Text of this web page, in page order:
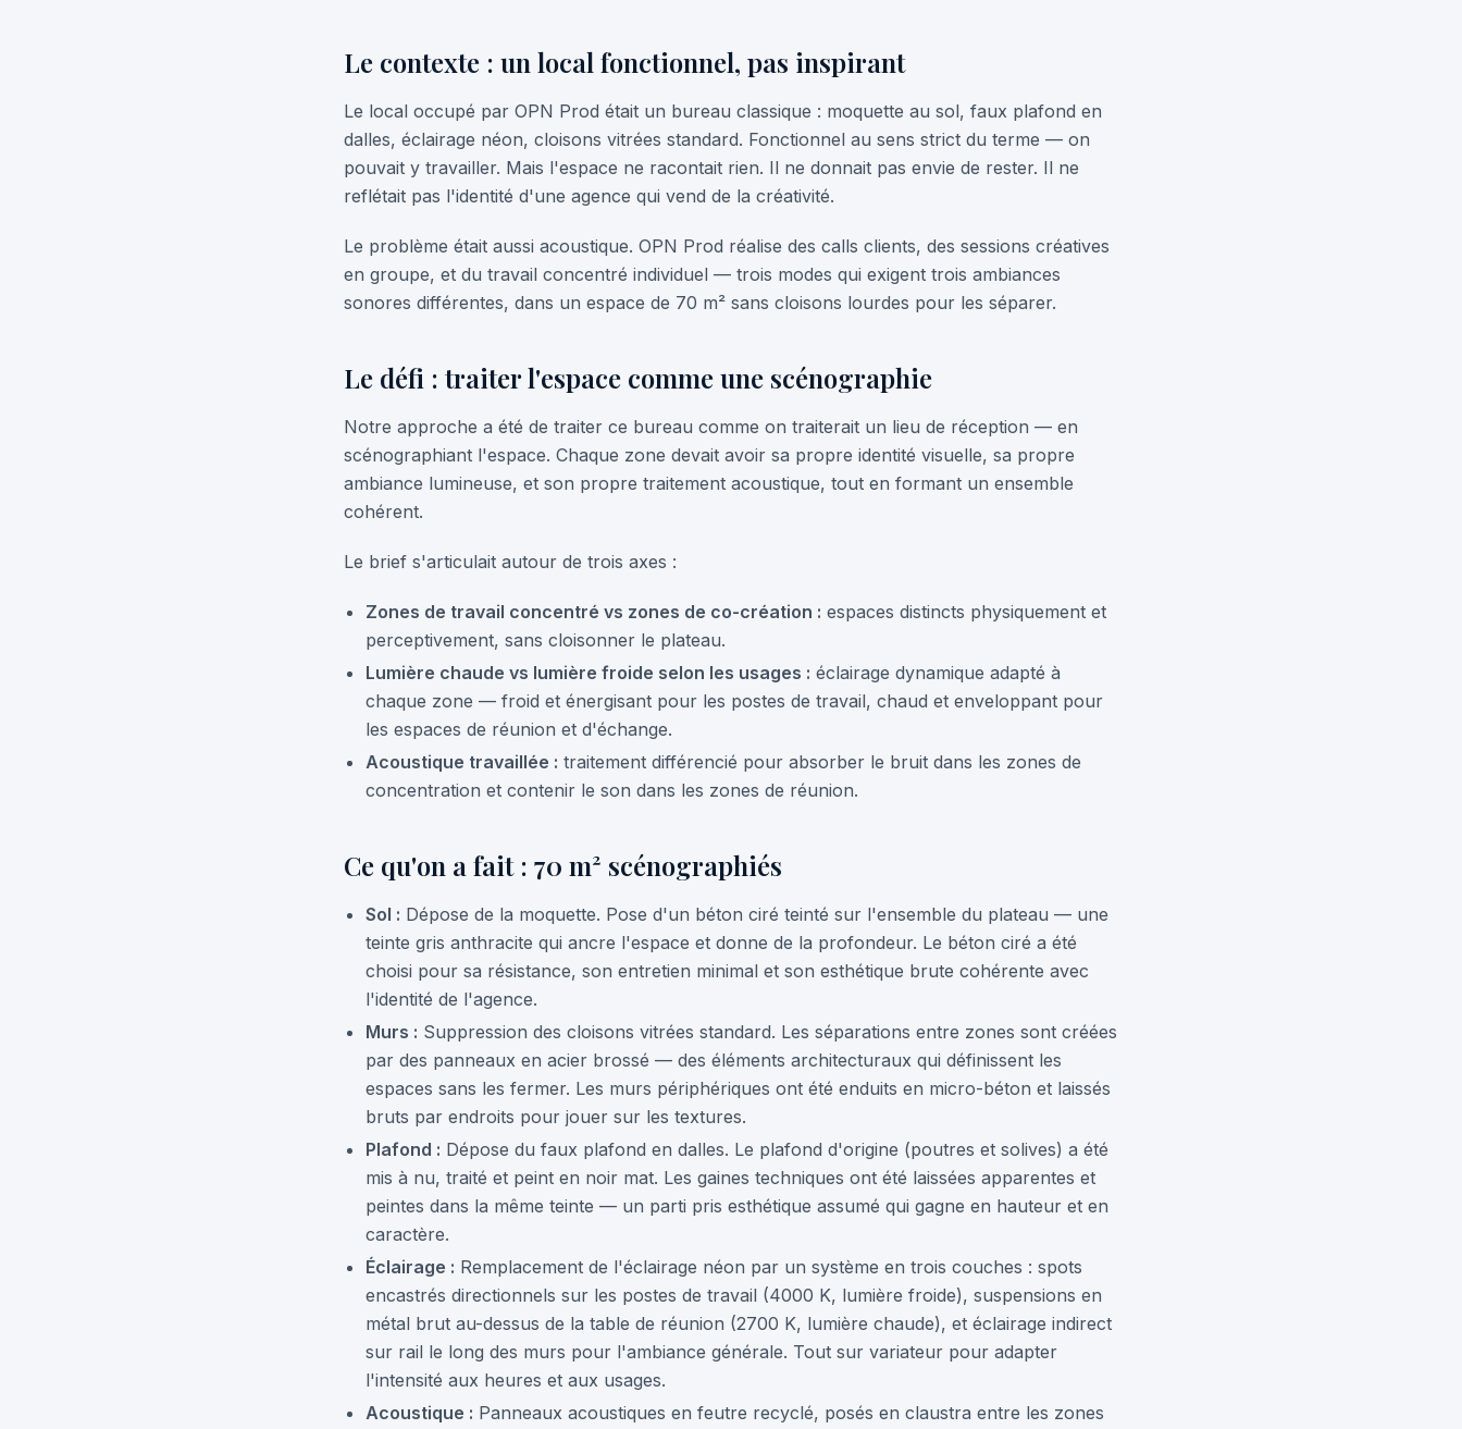
Le contexte : un local fonctionnel, pas inspirant
Le local occupé par OPN Prod était un bureau classique : moquette au sol, faux plafond en
dalles, éclairage néon, cloisons vitrées standard. Fonctionnel au sens strict du terme — on
pouvait y travailler. Mais l'espace ne racontait rien. Il ne donnait pas envie de rester. Il ne
reflétait pas l'identité d'une agence qui vend de la créativité.
Le problème était aussi acoustique. OPN Prod réalise des calls clients, des sessions créatives
en groupe, et du travail concentré individuel — trois modes qui exigent trois ambiances
sonores différentes, dans un espace de 70 m² sans cloisons lourdes pour les séparer.
Le défi : traiter l'espace comme une scénographie
Notre approche a été de traiter ce bureau comme on traiterait un lieu de réception — en
scénographiant l'espace. Chaque zone devait avoir sa propre identité visuelle, sa propre
ambiance lumineuse, et son propre traitement acoustique, tout en formant un ensemble
cohérent.
Le brief s'articulait autour de trois axes :
Zones de travail concentré vs zones de co-création : espaces distincts physiquement et
perceptivement, sans cloisonner le plateau.
Lumière chaude vs lumière froide selon les usages : éclairage dynamique adapté à
chaque zone — froid et énergisant pour les postes de travail, chaud et enveloppant pour
les espaces de réunion et d'échange.
Acoustique travaillée : traitement différencié pour absorber le bruit dans les zones de
concentration et contenir le son dans les zones de réunion.
Ce qu'on a fait : 70 m² scénographiés
Sol : Dépose de la moquette. Pose d'un béton ciré teinté sur l'ensemble du plateau — une
teinte gris anthracite qui ancre l'espace et donne de la profondeur. Le béton ciré a été
choisi pour sa résistance, son entretien minimal et son esthétique brute cohérente avec
l'identité de l'agence.
Murs : Suppression des cloisons vitrées standard. Les séparations entre zones sont créées
par des panneaux en acier brossé — des éléments architecturaux qui définissent les
espaces sans les fermer. Les murs périphériques ont été enduits en micro-béton et laissés
bruts par endroits pour jouer sur les textures.
Plafond : Dépose du faux plafond en dalles. Le plafond d'origine (poutres et solives) a été
mis à nu, traité et peint en noir mat. Les gaines techniques ont été laissées apparentes et
peintes dans la même teinte — un parti pris esthétique assumé qui gagne en hauteur et en
caractère.
Éclairage : Remplacement de l'éclairage néon par un système en trois couches : spots
encastrés directionnels sur les postes de travail (4000 K, lumière froide), suspensions en
métal brut au-dessus de la table de réunion (2700 K, lumière chaude), et éclairage indirect
sur rail le long des murs pour l'ambiance générale. Tout sur variateur pour adapter
l'intensité aux heures et aux usages.
Acoustique : Panneaux acoustiques en feutre recyclé, posés en claustra entre les zones